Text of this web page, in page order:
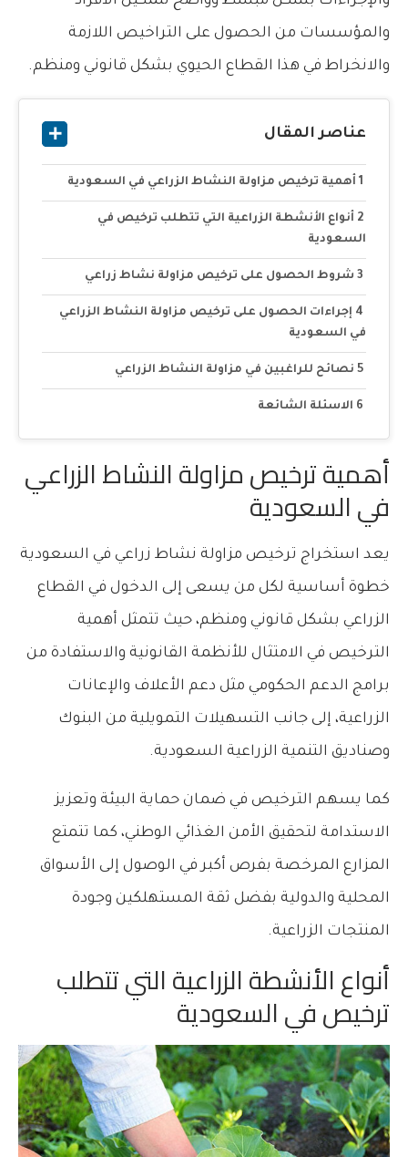
والمؤسسات من الحصول على التراخيص اللازمة
والانخراط في هذا القطاع الحيوي بشكل قانوني ومنظم.
عناصر المقال
أهمية ترخيص مزاولة النشاط الزراعي في السعودية
أنواع الأنشطة الزراعية التي تتطلب ترخيص في
السعودية
شروط الحصول على ترخيص مزاولة نشاط زراعي
إجراءات الحصول على ترخيص مزاولة النشاط الزراعي
في السعودية
نصائح للراغبين في مزاولة النشاط الزراعي
الاسئلة الشائعة
أهمية ترخيص مزاولة النشاط الزراعي
في السعودية
يعد استخراج ترخيص مزاولة نشاط زراعي في السعودية
خطوة أساسية لكل من يسعى إلى الدخول في القطاع
الزراعي بشكل قانوني ومنظم، حيث تتمثل أهمية
الترخيص في الامتثال للأنظمة القانونية والاستفادة من
برامج الدعم الحكومي مثل دعم الأعلاف والإعانات
الزراعية، إلى جانب التسهيلات التمويلية من البنوك
وصناديق التنمية الزراعية السعودية.
كما يسهم الترخيص في ضمان حماية البيئة وتعزيز
الاستدامة لتحقيق الأمن الغذائي الوطني، كما تتمتع
المزارع المرخصة بفرص أكبر في الوصول إلى الأسواق
المحلية والدولية بفضل ثقة المستهلكين وجودة
المنتجات الزراعية.
أنواع الأنشطة الزراعية التي تتطلب
ترخيص في السعودية